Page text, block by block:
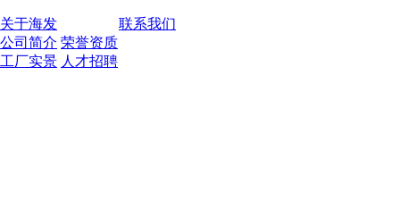
关于海发
公司简介 荣誉资质
工厂实景 人才招聘
联系我们